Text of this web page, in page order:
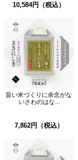
10,584円（税込）
旨い米づくりに余念がな
いさわのはな...
7,862円（税込）